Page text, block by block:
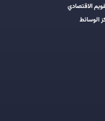
الاقتصادي
الوسائط